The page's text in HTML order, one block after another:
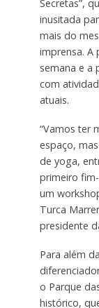
Secretas”,
inusitada
mais do
imprensa. A
semana e a
com
atuais.
“Vamos ter
espaço,
de yoga,
primeiro
um
Turca
presidente
Para além
o Parque
histórico,